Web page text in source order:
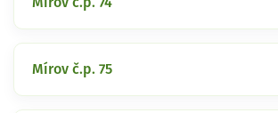
Mírov č.p. 75